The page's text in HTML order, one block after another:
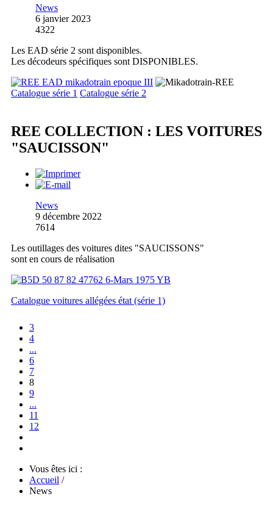
News
6 janvier 2023
4322
Les EAD série 2 sont disponibles.
Les décodeurs spécifiques sont DISPONIBLES.
Catalogue série 1 Catalogue série 2
REE COLLECTION : LES VOITURES
"SAUCISSON"
News
9 décembre 2022
7614
Les outillages des voitures dites "SAUCISSONS"
sont en cours de réalisation
Catalogue voitures allégées état (série 1)
3
4
...
6
7
8
9
...
11
12
Vous êtes ici :
Accueil /
News